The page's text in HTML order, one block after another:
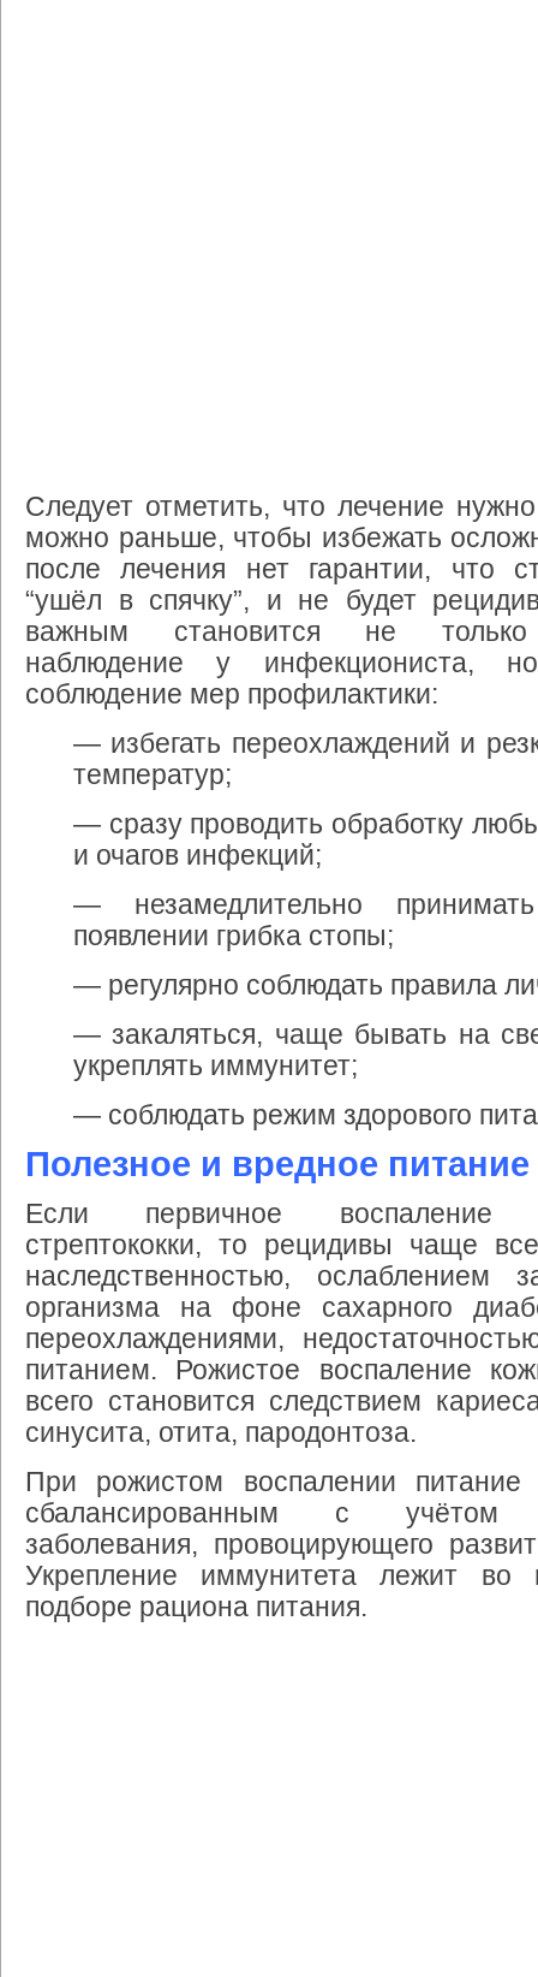
Следует отметить, что лечение нужно
можно раньше, чтобы избежать
после
лечения нет гарантии, что
“ушёл в спячку”, и не будет
важным
становится не
только
наблюдение
у инфекциониста, но
соблюдение мер профилактики:
— избегать переохлаждений и
температур;
— сразу проводить обработку
и очагов инфекций;
— незамедлительно
принимать
появлении грибка стопы;
— регулярно соблюдать правила
—закаляться, чаще бывать на
укреплять иммунитет;
— соблюдать режим здорового
Полезное и вредное питание
Если первичное
воспаление
стрептококки, то рецидивы чаще
наследственностью, ослаблением
организма
на фоне сахарного
переохлаждениями,
питанием. Рожистое воспаление
всего становится следствием
синусита, отита, пародонтоза.
При
рожистом воспалении
питание
сбалансированным
с
учётом
заболевания, провоцирующего
Укрепление
иммунитета лежит во
подборе рациона питания.